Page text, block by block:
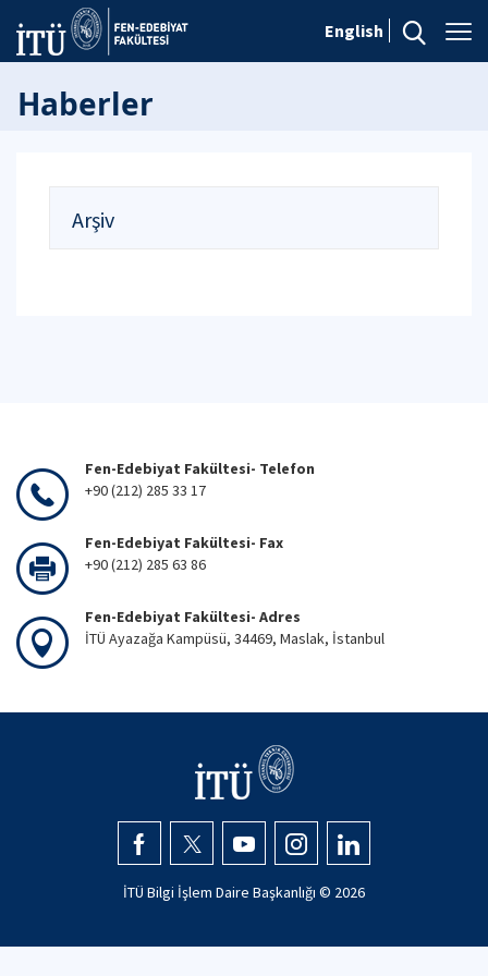
English
Haberler
Arşiv
Fen-Edebiyat Fakültesi- Telefon
+90 (212) 285 33 17
Fen-Edebiyat Fakültesi- Fax
+90 (212) 285 63 86
Fen-Edebiyat Fakültesi- Adres
İTÜ Ayazağa Kampüsü, 34469, Maslak, İstanbul
İTÜ Bilgi İşlem Daire Başkanlığı © 2026